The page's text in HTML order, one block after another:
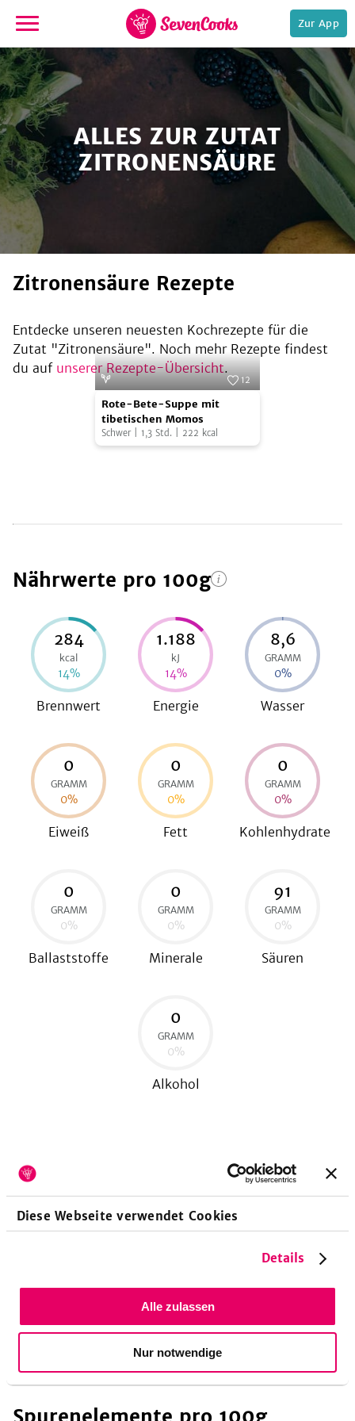
Diese Webseite verwendet Cookies
Details
Alle zulassen
Nur notwendige
zur
Startseite
Zur App
ALLES ZUR ZUTAT
ZITRONENSÄURE
Zitronensäure Rezepte
Entdecke unseren neuesten Kochrezepte für die
Zutat "Zitronensäure". Noch mehr Rezepte findest
du auf unserer Rezepte-Übersicht.
Rote-
Bete-
Suppe
Oliver Brachat
12
Rote-Bete-Suppe mit
tibetischen Momos
Schwer| 1,3 Std. 222 kcal
Nährwerte pro 100g
284
kcal
14%
Brennwert
1.188
kJ
14%
Energie
8,6
GRAMM
0%
Wasser
0
GRAMM
0%
Eiweiß
0
GRAMM
0%
Fett
0
GRAMM
0%
Kohlenhydrate
0
GRAMM
0%
Ballaststoffe
0
GRAMM
0%
Minerale
91
GRAMM
0%
Säuren
0
GRAMM
0%
Alkohol
Zitronensäure Brennwert bzw. 284
kcal
Energie pro 100 g. Das deckt etwa 13,5% des
Tagesbedarfs. Zudem sind 0g Eiweiß (
Tagesbedarfs),0g Fett (0%) als auch 0g
Keine Allergene enthalten